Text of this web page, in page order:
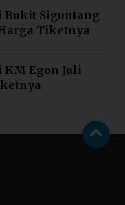
Bukit Siguntang
Tiketnya
KM Egon Juli